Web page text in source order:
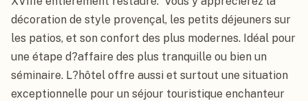
décoration de style provençal, les petits déjeuners sur
les patios, et son confort des plus modernes. Idéal pour
une étape d?affaire des plus tranquille ou bien un
séminaire. L?hôtel offre aussi et surtout une situation
exceptionnelle pour un séjour touristique enchanteur